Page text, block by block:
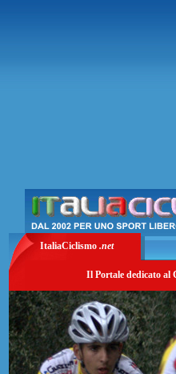
ItaliaCiclismo .net
Il Portale dedicato al